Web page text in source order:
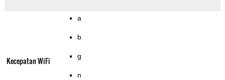
Kecepatan WiFi
a
b
g
n